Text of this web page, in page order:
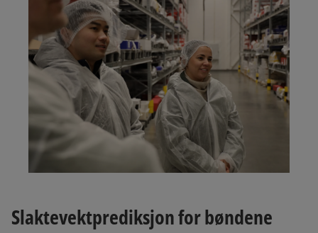
Slaktevektprediksjon for bøndene